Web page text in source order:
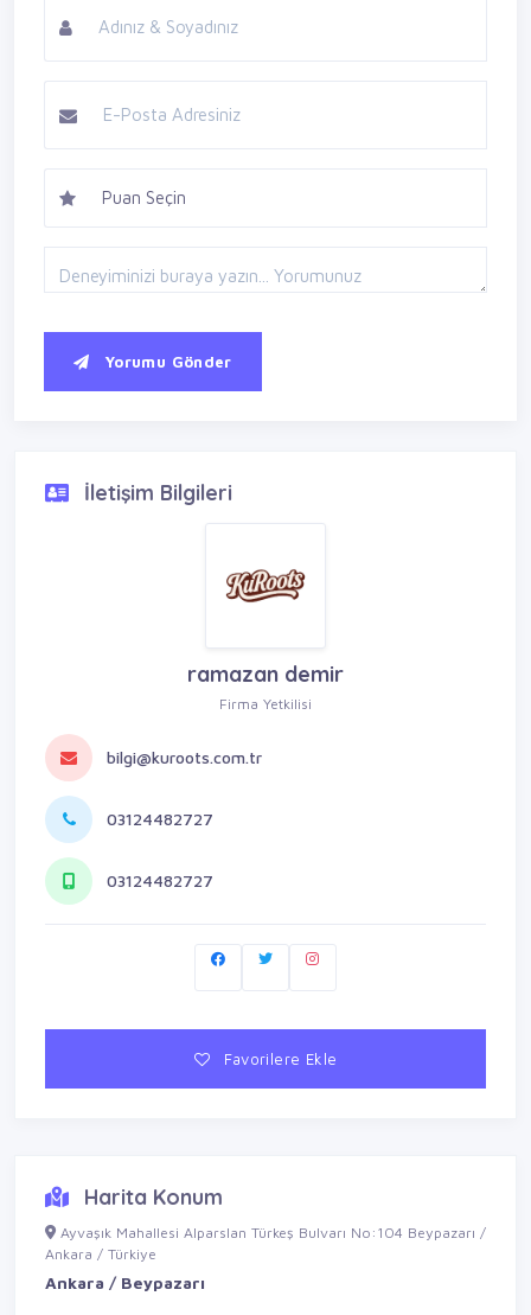
Yorumu Gönder
İletişim Bilgileri
ramazan demir
Firma Yetkilisi
bilgi@kuroots.com.tr
03124482727
03124482727
Favorilere Ekle
Harita Konum
Ayvaşık Mahallesi Alparslan Türkeş Bulvarı No:104 Beypazarı /
Ankara / Türkiye
Ankara / Beypazarı